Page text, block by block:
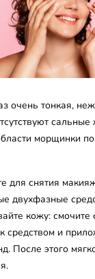
очень тонкая,
морщинки
для снятия
двухфазные
кожу:
средством и
После этого